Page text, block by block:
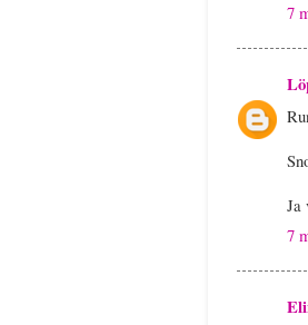
7
Ja
7